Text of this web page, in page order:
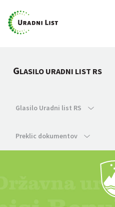
GLASILO URADNI LIST RS
Glasilo Uradni list RS
Preklic dokumentov